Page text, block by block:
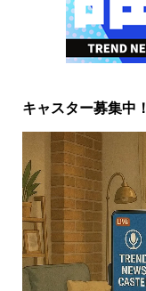
キャスター募集中！